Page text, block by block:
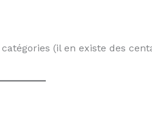
(il en existe des